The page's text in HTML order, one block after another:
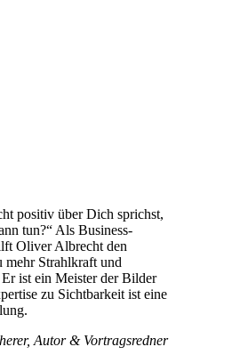
positiv über Dich sprichst,
tun?“ Als Business-
Oliver Albrecht den
mehr Strahlkraft und
ist ein Meister der Bilder
zu Sichtbarkeit ist eine
Autor & Vortragsredner